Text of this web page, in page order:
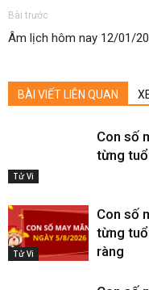
Bài trước
Âm lịch hôm nay 12/01/
BÀI VIẾT LIÊN QUAN
Tử Vi
Con số
từng
Tử Vi
Con số
từng
ràng